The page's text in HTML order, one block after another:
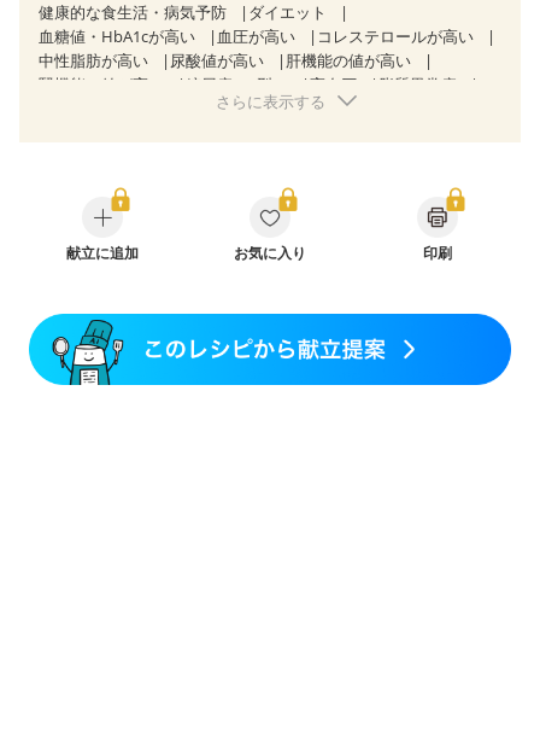
健康的な食生活・病気予防
ダイエット
血糖値・HbA1cが高い
血圧が高い
コレステロールが高い
中性脂肪が高い
尿酸値が高い
肝機能の値が高い
腎機能の値が高い
糖尿病（2型） 高血圧
脂質異常症
狭心症 心筋梗塞
糖尿病性腎症（第２期）
糖尿病性腎症（第３期）
CKD（ステージ１）
CKD（ステージ２）
CKD（ステージ３a）
CKD（ステージ３b）
乳がん治療を終えた方・経過観察中の方など
味の感じ方が変わった
食欲がない
妊娠中(初期)
妊婦健診・体重増加が気になる（初期）
さらに表示する
献立に追加 お気に入り 印刷